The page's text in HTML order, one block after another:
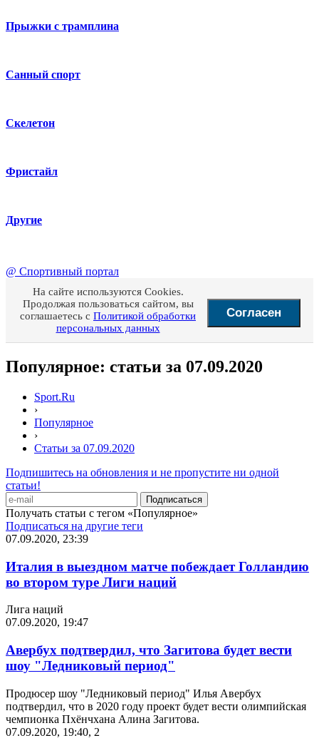
Прыжки с трамплина
Санный спорт
Скелетон
Фристайл
Другие
@ Спортивный портал
На сайте используются Cookies.
Продолжая пользоваться сайтом, вы
соглашаетесь с Политикой обработки
персональных данных
Согласен
Популярное: статьи за 07.09.2020
Sport.Ru
›
Популярное
›
Статьи за 07.09.2020
Подпишитесь на обновления и не пропустите ни одной
статьи!
Получать статьи с тегом «Популярное»
Подписаться на другие теги
07.09.2020, 23:39
Италия в выездном матче побеждает Голландию
во втором туре Лиги наций
Лига наций
07.09.2020, 19:47
Авербух подтвердил, что Загитова будет вести
шоу "Ледниковый период"
Продюсер шоу "Ледниковый период" Илья Авербух
подтвердил, что в 2020 году проект будет вести олимпийская
чемпионка Пхёнчхана Алина Загитова.
07.09.2020, 19:40, 2